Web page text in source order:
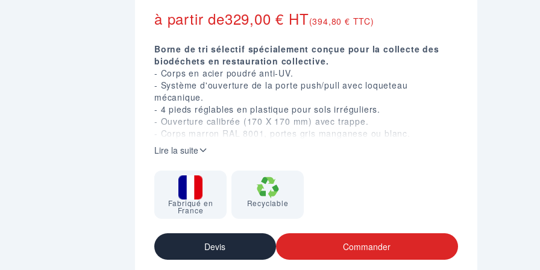
à partir de329,00 € HT(394,80 € TTC)
Borne de tri sélectif spécialement conçue pour la collecte des
biodéchets en restauration collective.
- Corps en acier poudré anti-UV.
- Système d'ouverture de la porte push/pull avec loqueteau
mécanique.
- 4 pieds réglables en plastique pour sols irréguliers.
- Ouverture calibrée (170 X 170 mm) avec trappe.
- Corps marron RAL 8001, portes gris manganese ou blanc.
- Dim. (mm) : H. 760 X L. 380 X P. 384 (2 X 10L), P. 624 (2 X 20L).
- Equipée soit de 2 seaux de 10L marron ; soit 2 seaux de 20L blanc.
à charbon anti-odeurs (livré avec 2 filtres à charbon).
Lire la suite
Fabriqué en
France
Recyclable
Devis Commander